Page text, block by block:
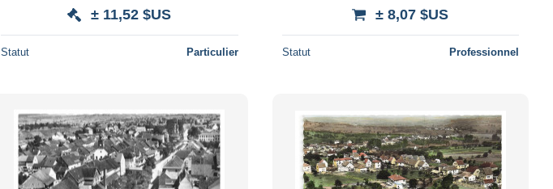
± 11,52 $US
Statut Particulier
± 8,07 $US
Statut Professionnel